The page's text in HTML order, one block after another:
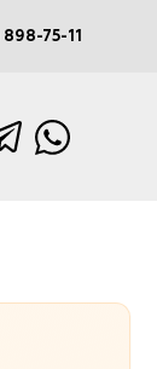
898-75-11